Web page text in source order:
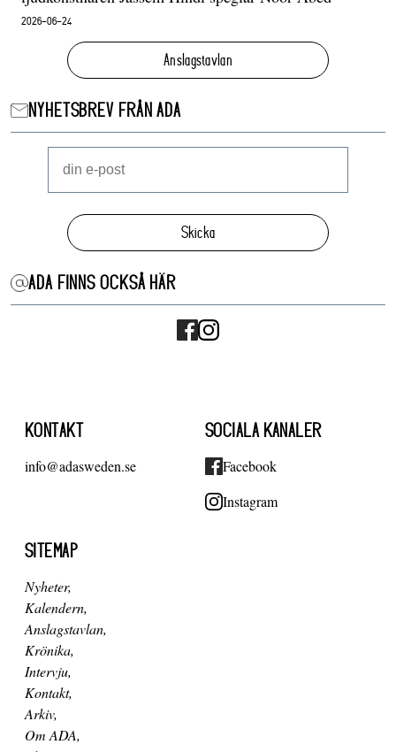
2026-06-24
Anslagstavlan
NYHETSBREV FRÅN ADA
Skicka
ADA FINNS OCKSÅ HÄR
KONTAKT
info@adasweden.se
SOCIALA KANALER
Facebook
Instagram
SITEMAP
Nyheter
Kalendern
Anslagstavlan
Krönika
Intervju
Kontakt
Arkiv
Om ADA